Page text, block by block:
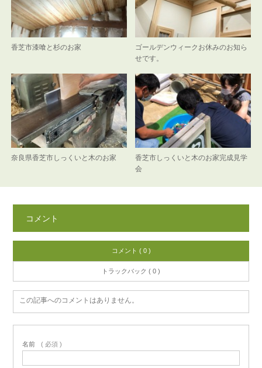
香芝市漆喰と杉のお家
ゴールデンウィークお休みのお知ら
せです。
奈良県香芝市しっくいと木のお家
香芝市しっくいと木のお家完成見学
会
コメント
コメント ( 0 )
トラックバック ( 0 )
この記事へのコメントはありません。
名前 ( 必須 )